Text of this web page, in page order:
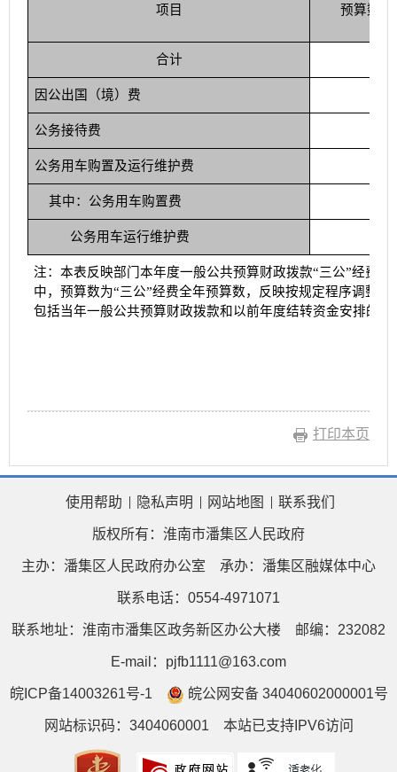
项目 预算数
合计
因公出国（境）费
公务接待费
公务用车购置及运行维护费
其中：公务用车购置费
公务用车运行维护费
注：本表反映部门本年度一般公共预算财政拨款“三公”经费
中，预算数为“三公”经费全年预算数，反映按规定程序调整
包括当年一般公共预算财政拨款和以前年度结转资金安排的实
打印本页
使用帮助 隐私声明 网站地图 联系我们
版权所有：淮南市潘集区人民政府
主办：潘集区人民政府办公室 承办：潘集区融媒体中心
联系电话：0554-4971071
联系地址：淮南市潘集区政务新区办公大楼 邮编：232082
E-mail：pjfb1111@163.com
皖ICP备14003261号-1 皖公网安备 34040602000001号
网站标识码：3404060001 本站已支持IPV6访问